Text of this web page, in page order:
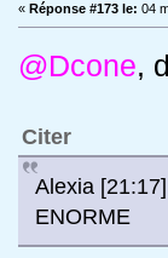
« Réponse #173 le: 04
@Dcone,
Citer
Alexia
ENORME